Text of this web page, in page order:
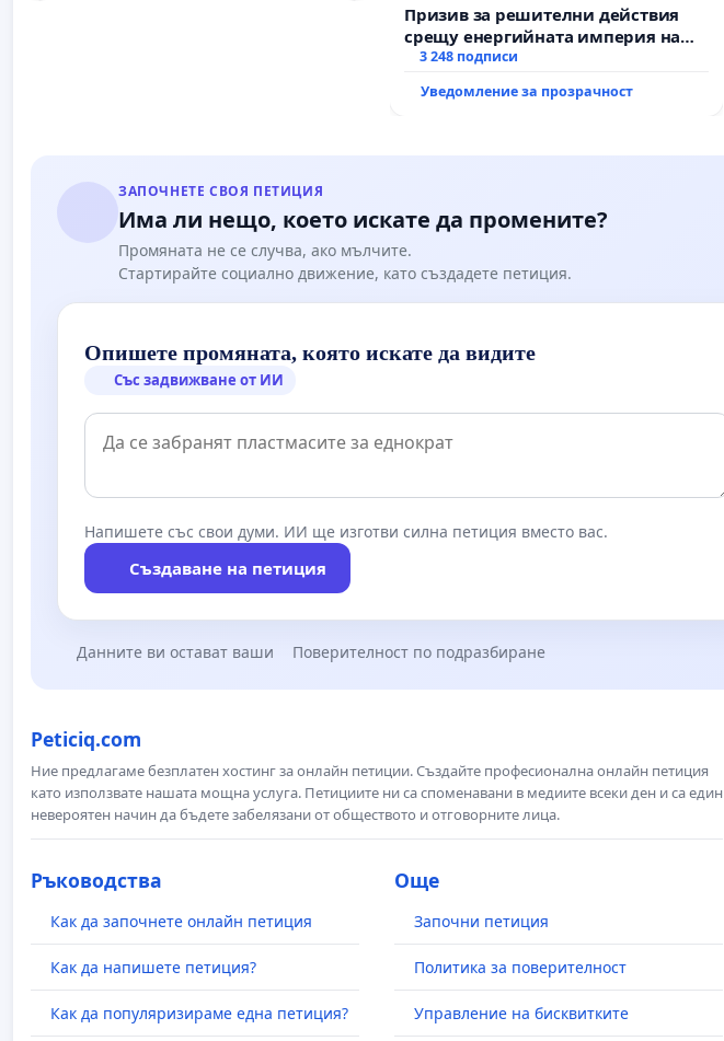
Призив за решителни действия
срещу енергийната империя на
Христо Ковачки!
3 248 подписи
Уведомление за прозрачност
ЗАПОЧНЕТЕ СВОЯ ПЕТИЦИЯ
Има ли нещо, което искате да промените?
Промяната не се случва, ако мълчите.
Стартирайте социално движение, като създадете петиция.
Опишете промяната, която искате да видите
Със задвижване от ИИ
Напишете със свои думи. ИИ ще изготви силна петиция вместо вас.
Създаване на петиция
Данните ви остават ваши Поверителност по подразбиране
Peticiq.com
Ние предлагаме безплатен хостинг за онлайн петиции. Създайте професионална онлайн петиция
като използвате нашата мощна услуга. Петициите ни са споменавани в медиите всеки ден и са един
невероятен начин да бъдете забелязани от обществото и отговорните лица.
Ръководства
Как да започнете онлайн петиция
Как да напишете петиция?
Как да популяризираме една петиция?
Още
Започни петиция
Политика за поверителност
Управление на бисквитките